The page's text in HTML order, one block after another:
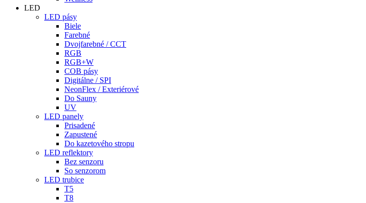
LED
LED pásy
Biele
Farebné
Dvojfarebné / CCT
RGB
RGB+W
COB pásy
Digitálne / SPI
NeonFlex / Exteriérové
Do Sauny
UV
LED panely
Prisadené
Zapustené
Do kazetového stropu
LED reflektory
Bez senzoru
So senzorom
LED trubice
T5
T8